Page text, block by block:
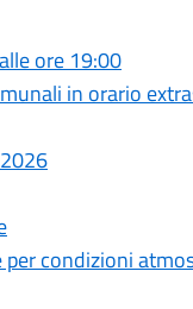
ore 19:00
in orario
condizioni